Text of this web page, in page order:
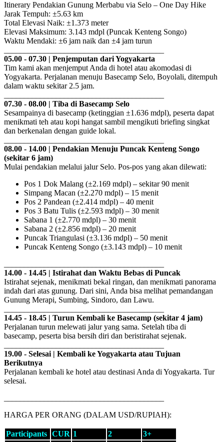
Itinerary Pendakian Gunung Merbabu via Selo – One Day Hike
Jarak Tempuh: ±5.63 km
Total Elevasi Naik: ±1.373 meter
Elevasi Maksimum: 3.143 mdpl (Puncak Kenteng Songo)
Waktu Mendaki: ±6 jam naik dan ±4 jam turun
05.00 - 07.30 | Penjemputan dari Yogyakarta
Tim kami akan menjemput Anda di hotel atau akomodasi di
Yogyakarta. Perjalanan menuju Basecamp Selo, Boyolali, ditempuh
dalam waktu sekitar 2.5 jam.
07.30 - 08.00 | Tiba di Basecamp Selo
Sesampainya di basecamp (ketinggian ±1.636 mdpl), peserta dapat
menikmati teh atau kopi hangat sambil mengikuti briefing singkat
dan berkenalan dengan guide lokal.
08.00 - 14.00 | Pendakian Menuju Puncak Kenteng Songo
(sekitar 6 jam)
Mulai pendakian melalui jalur Selo. Pos-pos yang akan dilewati:
Pos 1 Dok Malang (±2.169 mdpl) – sekitar 90 menit
Simpang Macan (±2.270 mdpl) – 15 menit
Pos 2 Pandean (±2.414 mdpl) – 40 menit
Pos 3 Batu Tulis (±2.593 mdpl) – 30 menit
Sabana 1 (±2.770 mdpl) – 30 menit
Sabana 2 (±2.856 mdpl) – 20 menit
Puncak Triangulasi (±3.136 mdpl) – 50 menit
Puncak Kenteng Songo (±3.143 mdpl) – 10 menit
14.00 - 14.45 | Istirahat dan Waktu Bebas di Puncak
Istirahat sejenak, menikmati bekal ringan, dan menikmati panorama
indah dari atas gunung. Dari sini, Anda bisa melihat pemandangan
Gunung Merapi, Sumbing, Sindoro, dan Lawu.
14.45 - 18.45 | Turun Kembali ke Basecamp (sekitar 4 jam)
Perjalanan turun melewati jalur yang sama. Setelah tiba di
basecamp, peserta bisa bersih diri dan beristirahat sejenak.
19.00 - Selesai | Kembali ke Yogyakarta atau Tujuan
Berikutnya
Perjalanan kembali ke hotel atau destinasi Anda di Yogyakarta. Tur
selesai.
HARGA PER ORANG (DALAM USD/RUPIAH):
Participants CUR 1 2
3+